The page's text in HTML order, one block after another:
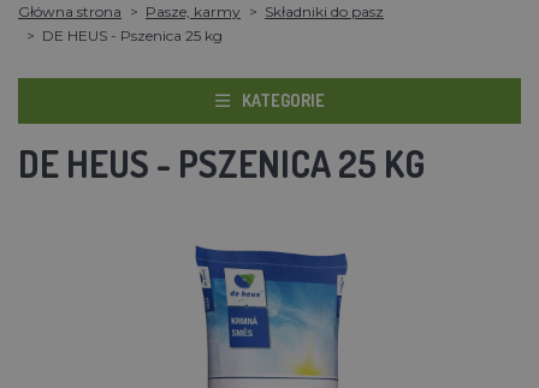
Główna strona Pasze, karmy
Składniki do pasz
DE HEUS - Pszenica 25 kg
KATEGORIE
DE HEUS - PSZENICA 25 KG